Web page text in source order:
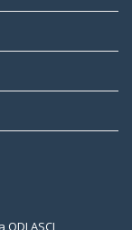
ODLASCI